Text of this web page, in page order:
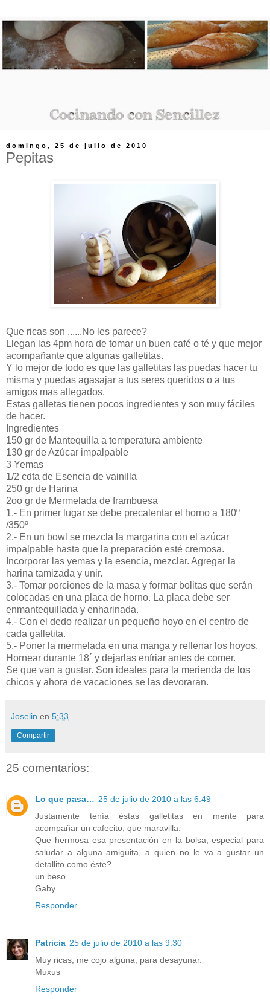
domingo, 25 de julio de 2010
Pepitas
Que ricas son ......No les parece?
Llegan las 4pm hora de tomar un buen café o té y que mejor
acompañante que algunas galletitas.
Y lo mejor de todo es que las galletitas las puedas hacer tu
misma y puedas agasajar a tus seres queridos o a tus
amigos mas allegados.
Estas galletas tienen pocos ingredientes y son muy fáciles
de hacer.
Ingredientes
150 gr de Mantequilla a temperatura ambiente
130 gr de Azúcar impalpable
3 Yemas
1/2 cdta de Esencia de vainilla
250 gr de Harina
2oo gr de Mermelada de frambuesa
1.- En primer lugar se debe precalentar el horno a 180º
/350º
2.- En un bowl se mezcla la margarina con el azúcar
impalpable hasta que la preparación esté cremosa.
Incorporar las yemas y la esencia, mezclar. Agregar la
harina tamizada y unir.
3.- Tomar porciones de la masa y formar bolitas que serán
colocadas en una placa de horno. La placa debe ser
enmantequillada y enharinada.
4.- Con el dedo realizar un pequeño hoyo en el centro de
cada galletita.
5.- Poner la mermelada en una manga y rellenar los hoyos.
Hornear durante 18´ y dejarlas enfriar antes de comer.
Se que van a gustar. Son ideales para la merienda de los
chicos y ahora de vacaciones se las devoraran.
Joselin en 5:33
Compartir
25 comentarios:
Lo que pasa… 25 de julio de 2010 a las 6:49
Justamente tenía éstas galletitas en mente para
acompañar un cafecito, que maravilla.
Que hermosa esa presentación en la bolsa, especial para
saludar a alguna amiguita, a quien no le va a gustar un
detallito como éste?
un beso
Gaby
Responder
Patricia 25 de julio de 2010 a las 9:30
Muy ricas, me cojo alguna, para desayunar.
Muxus
Responder